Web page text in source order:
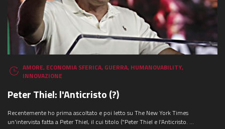
AMORE, ECONOMIA SFERICA, GUERRA, HUMANOVABILITY,
INNOVAZIONE
Peter Thiel: l'Anticristo (?)
Recentemente ho prima ascoltato e poi letto su The New York Times
un'intervista fatta a Peter Thiel, il cui titolo ("Peter Thiel e l'Anticristo. ...